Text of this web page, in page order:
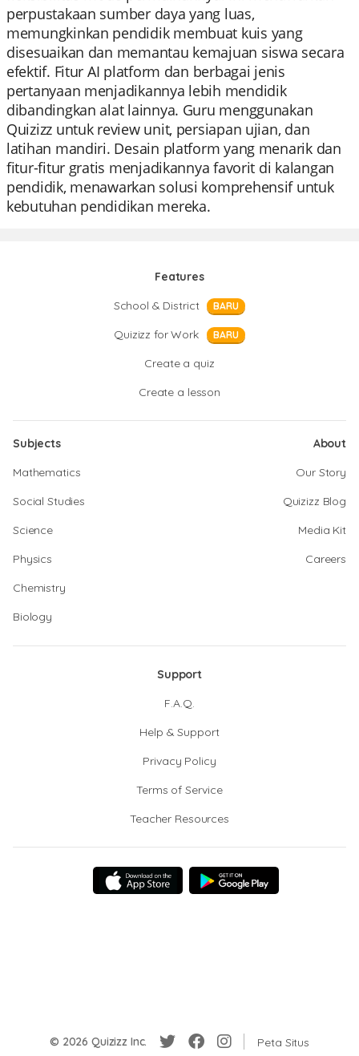
perpustakaan sumber daya yang luas,
memungkinkan pendidik membuat kuis yang
disesuaikan dan memantau kemajuan siswa secara
efektif. Fitur AI platform dan berbagai jenis
pertanyaan menjadikannya lebih mendidik
dibandingkan alat lainnya. Guru menggunakan
Quizizz untuk review unit, persiapan ujian, dan
latihan mandiri. Desain platform yang menarik dan
fitur-fitur gratis menjadikannya favorit di kalangan
pendidik, menawarkan solusi komprehensif untuk
kebutuhan pendidikan mereka.
Features
School & District
BARU
Quizizz for Work BARU
Create a quiz
Create a lesson
Subjects
Mathematics
Social Studies
Science
Physics
Chemistry
Biology
About
Our Story
Quizizz Blog
Media Kit
Careers
Support
F.A.Q.
Help & Support
Privacy Policy
Terms of Service
Teacher Resources
© 2026 Quizizz Inc. Peta Situs